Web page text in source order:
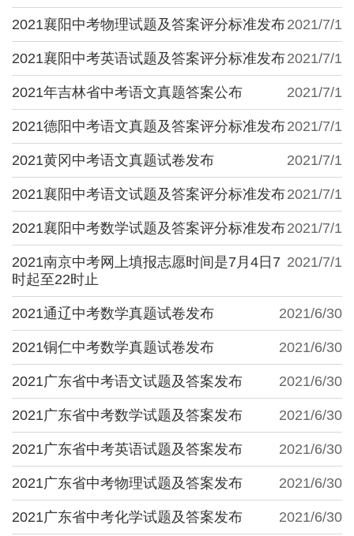
2021/7/1
2021襄阳中考物理试题及答案评分标准发布
2021/7/1
2021襄阳中考英语试题及答案评分标准发布
2021/7/1
2021年吉林省中考语文真题答案公布
2021/7/1
2021德阳中考语文真题及答案评分标准发布
2021/7/1
2021黄冈中考语文真题试卷发布
2021/7/1
2021襄阳中考语文试题及答案评分标准发布
2021/7/1
2021襄阳中考数学试题及答案评分标准发布
2021/7/1
2021南京中考网上填报志愿时间是7月4日7
时起至22时止
2021/6/30
2021通辽中考数学真题试卷发布
2021/6/30
2021铜仁中考数学真题试卷发布
2021/6/30
2021广东省中考语文试题及答案发布
2021/6/30
2021广东省中考数学试题及答案发布
2021/6/30
2021广东省中考英语试题及答案发布
2021/6/30
2021广东省中考物理试题及答案发布
2021/6/30
2021广东省中考化学试题及答案发布